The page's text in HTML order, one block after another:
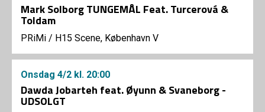
Mark Solborg TUNGEMÅL Feat. Turcerová &
Toldam
PRiMi / H15 Scene, København V
Onsdag 4/2 kl. 20:00
Dawda Jobarteh feat. Øyunn & Svaneborg -
UDSOLGT